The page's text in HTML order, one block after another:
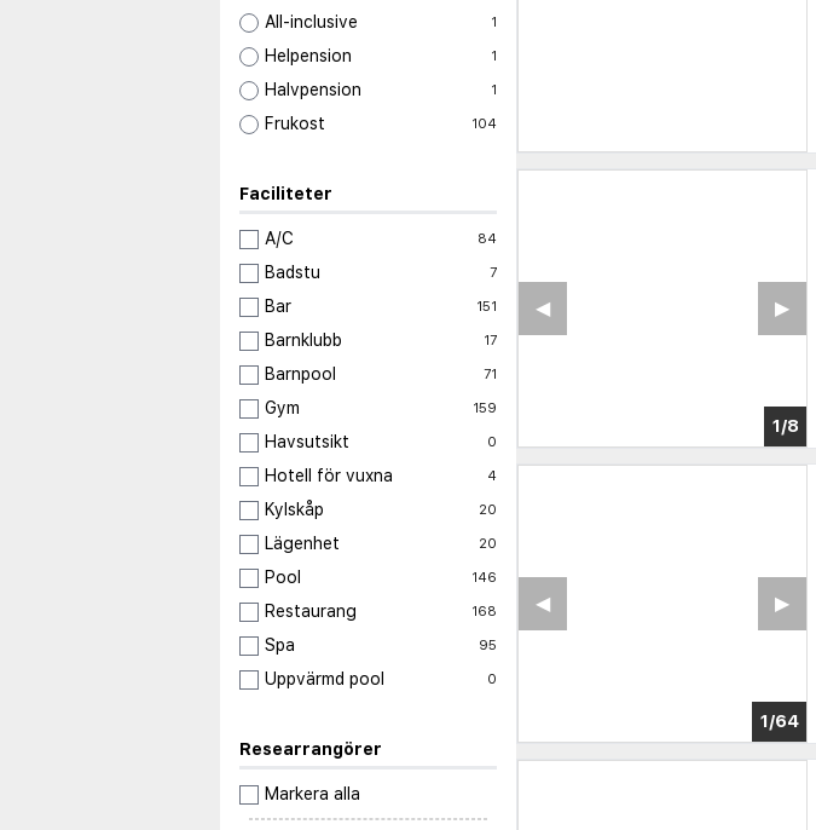
All-inclusive 1
Helpension 1
Halvpension 1
Frukost 104
Faciliteter
A/C 84
Badstu 7
Bar 151
Barnklubb 17
Barnpool 71
Gym 159
Havsutsikt 0
Hotell för vuxna 4
Kylskåp 20
Lägenhet 20
Pool 146
Restaurang 168
Spa 95
Uppvärmd pool 0
Researrangörer
Markera alla
1/3
▶︎
◀︎
1/60
▶︎
◀︎